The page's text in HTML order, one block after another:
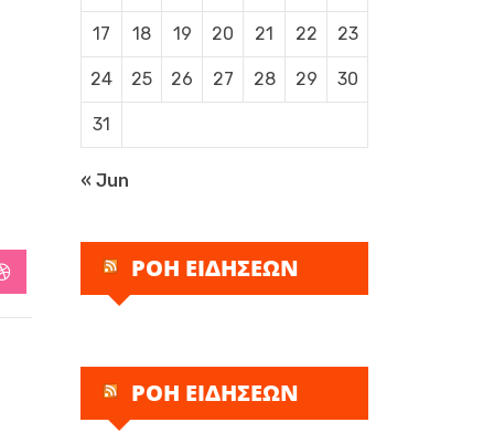
StumbleUpon
17 18 19 20 21 22 23
24 25 26 27 28 29 30
31
« Jun
ΡΟΗ ΕΙΔΗΣΕΩΝ
ΡΟΗ ΕΙΔΗΣΕΩΝ